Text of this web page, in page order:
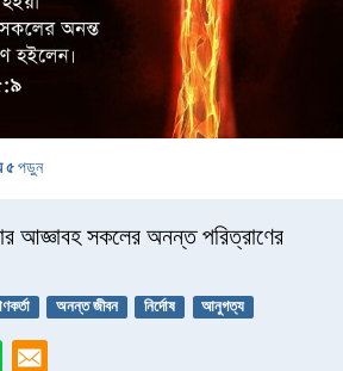
৫ পড়ুন
আজ্ঞাবহ সকলের অনন্ত পরিত্রাণের
অনন্ত জীবন নির্দোষ আনুগত্য